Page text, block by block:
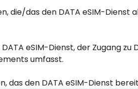
die/das den DATA eSIM-
eSIM-Dienst, der Zugang
umfasst.
das den DATA eSIM-Dienst